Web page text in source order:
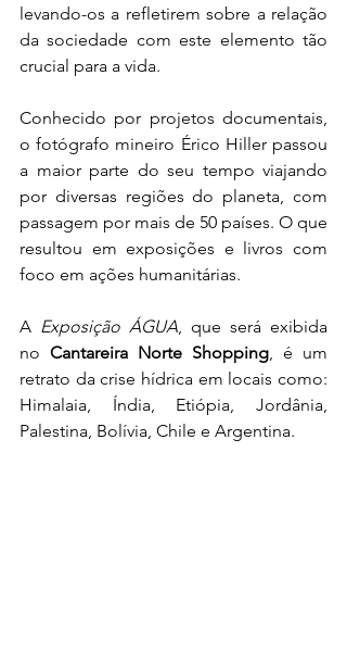
levando-os a refletirem sobre a relação
da sociedade com este elemento tão
crucial para a vida.
Conhecido por projetos documentais,
o fotógrafo mineiro Érico Hiller passou
a maior parte do seu tempo viajando
por diversas regiões do planeta, com
passagem por mais de 50 países. O que
resultou em exposições e livros com
foco em ações humanitárias.
A Exposição ÁGUA, que será exibida
no Cantareira Norte Shopping, é um
retrato da crise hídrica em locais como:
Himalaia, Índia, Etiópia, Jordânia,
Palestina, Bolívia, Chile e Argentina.